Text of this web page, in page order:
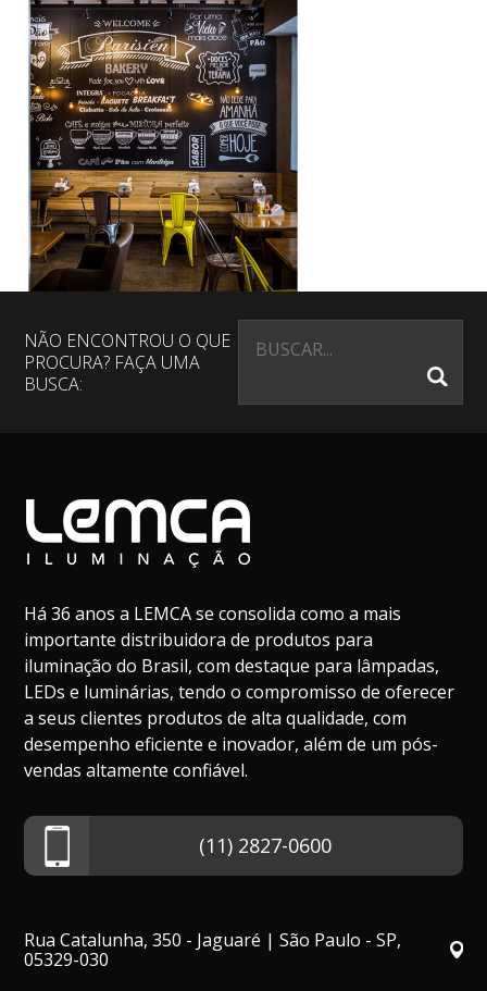
NÃO ENCONTROU O QUE
PROCURA? FAÇA UMA
BUSCA:
Há 36 anos a LEMCA se consolida como a mais
importante distribuidora de produtos para
iluminação do Brasil, com destaque para lâmpadas,
LEDs e luminárias, tendo o compromisso de oferecer
a seus clientes produtos de alta qualidade, com
desempenho eficiente e inovador, além de um pós-
vendas altamente confiável.
(11) 2827-0600
Rua Catalunha, 350 - Jaguaré | São Paulo - SP,
05329-030